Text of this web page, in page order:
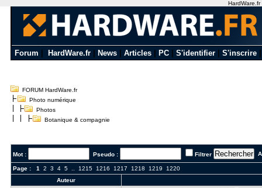
Forum HardWare.fr News Articles PC S'identifier S'inscrire
FORUM HardWare.fr
Photo numérique
Photos
Botanique & compagnie
Mot : Pseudo : Filtrer
Page : 1 2 3 4 5.. 1215 1216 1217 1218 1219
1220
Auteur